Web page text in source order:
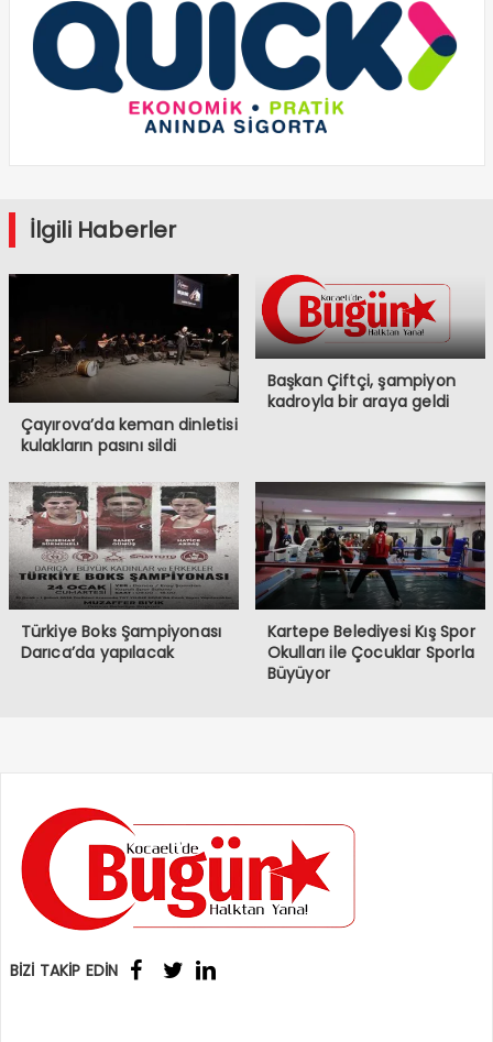
İlgili Haberler
Çayırova’da keman dinletisi
kulakların pasını sildi
Başkan Çiftçi, şampiyon
kadroyla bir araya geldi
Türkiye Boks Şampiyonası
Darıca’da yapılacak
Kartepe Belediyesi Kış Spor
Okulları ile Çocuklar Sporla
Büyüyor
BİZİ TAKİP EDİN